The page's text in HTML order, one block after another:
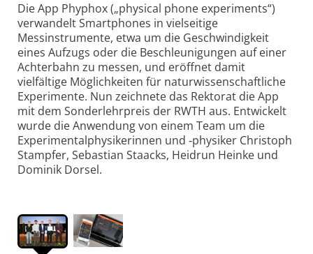
Die App Phyphox („physical phone experiments“)
verwandelt Smartphones in vielseitige
Messinstrumente, etwa um die Geschwindigkeit
eines Aufzugs oder die Beschleunigungen auf einer
Achterbahn zu messen, und eröffnet damit
vielfältige Möglichkeiten für naturwissenschaftliche
Experimente. Nun zeichnete das Rektorat die App
mit dem Sonderlehrpreis der RWTH aus. Entwickelt
wurde die Anwendung von einem Team um die
Experimentalphysikerinnen und ‑physiker Christoph
Stampfer, Sebastian Staacks, Heidrun Heinke und
Dominik Dorsel.